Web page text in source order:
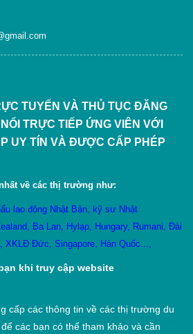
TUYẾN VÀ THỦ TỤC ĐĂNG
TRỰC TIẾP ỨNG VIÊN VỚI
UY TÍN VÀ ĐƯỢC CẤP PHÉP
về các thị trường như:
lao động Nhật Bản
kỹ sư Nhật
Ba Lan Hylạp Hungary, Rumani Đài
XKLĐ Đức Singapore Hàn Quốc
khi truy cập website
cấp các thông tin về các thị trường du
các bạn có thể tham khảo và cần